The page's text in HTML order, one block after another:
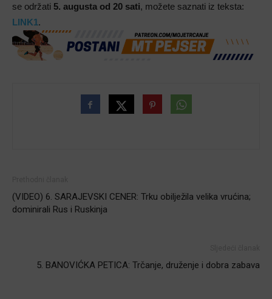
se održati 5. augusta od 20 sati, možete saznati iz teksta:
LINK1.
(VIDEO) 6. SARAJEVSKI CENER: Trku obilježila velika vrućina;
dominirali Rus i Ruskinja
5. BANOVIĆKA PETICA: Trčanje, druženje i dobra zabava